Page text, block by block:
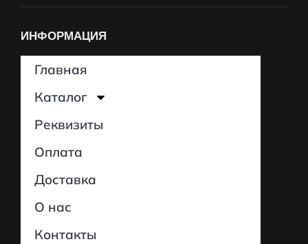
ИНФОРМАЦИЯ
Главная
Каталог
Реквизиты
Оплата
Доставка
О нас
Контакты